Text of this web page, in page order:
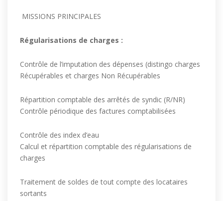
MISSIONS PRINCIPALES
Régularisations de charges :
Contrôle de l’imputation des dépenses (distingo charges
Récupérables et charges Non Récupérables
Répartition comptable des arrêtés de syndic (R/NR)
Contrôle périodique des factures comptabilisées
Contrôle des index d’eau
Calcul et répartition comptable des régularisations de
charges
Traitement de soldes de tout compte des locataires
sortants